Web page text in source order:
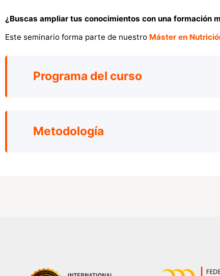
¿Buscas ampliar tus conocimientos con una formación
Este seminario forma parte de nuestro Máster en
Programa del curso
Metodología